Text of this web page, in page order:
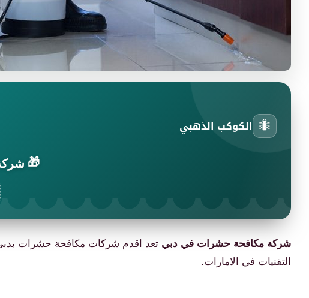
🐜 الكوكب الذهبي
🎁
شركة مكافحة حشرات في دبي تعد اقدم شركات مكافحة حشرات
التقنيات في الامارات.